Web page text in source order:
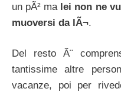
un pÃ² ma lei non ne
muoversi da lÃ¬.
Del resto Ã¨
tantissime altre
vacanze, poi per